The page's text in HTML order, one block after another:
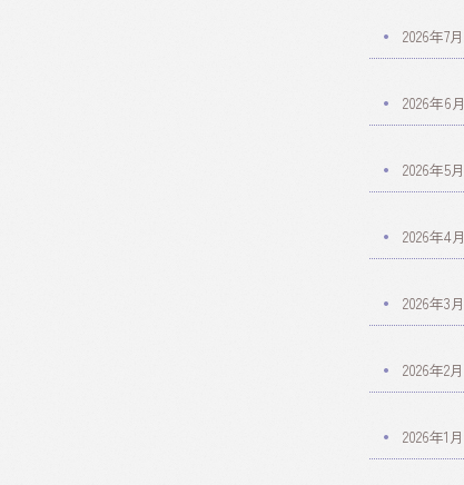
2026年7月
2026年6月
2026年5月
2026年4月
2026年3月
2026年2月
2026年1月